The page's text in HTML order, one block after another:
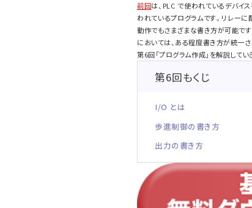
前回は、PLC で使われているデバイ
われているプログラムです。リレー
動作でもさまざまな書き方が可能で
においては、ある程度書き方が統一さ
第6回「プログラム作成」を解説してい
第6回もくじ
I/O とは
歩進制御の書き方
出力の書き方